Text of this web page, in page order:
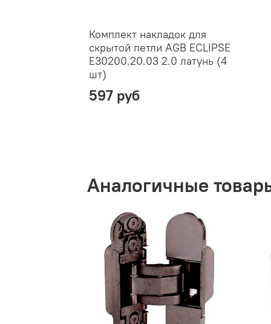
Комплект накладок для
скрытой петли AGB ECLIPSE
E30200.20.03 2.0 латунь (4
шт)
597 руб
Аналогичные